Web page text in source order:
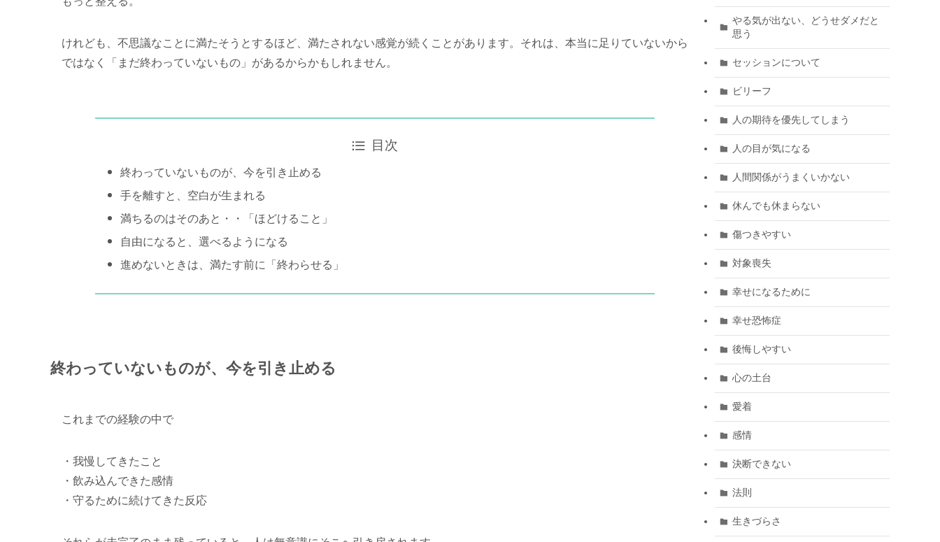
けれども、不思議なことに満たそうとするほど、満たされない感覚が続くことがあります。それは、本当に足りていないから
ではなく「まだ終わっていないもの」があるからかもしれません。
目次
終わっていないものが、今を引き止める
手を離すと、空白が生まれる
満ちるのはそのあと・・「ほどけること」
自由になると、選べるようになる
進めないときは、満たす前に「終わらせる」
終わっていないものが、今を引き止める
これまでの経験の中で
・我慢してきたこと
・飲み込んできた感情
・守るために続けてきた反応
やる気が出ない、どうせダメだと
思う
セッションについて
ビリーフ
人の期待を優先してしまう
人の目が気になる
人間関係がうまくいかない
休んでも休まらない
傷つきやすい
対象喪失
幸せになるために
幸せ恐怖症
後悔しやすい
心の土台
愛着
感情
決断できない
法則
生きづらさ